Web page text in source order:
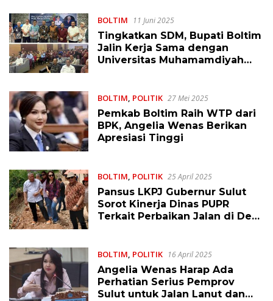
BOLTIM 11 Juni 2025
Tingkatkan SDM, Bupati Boltim
Jalin Kerja Sama dengan
Universitas Muhamamdiyah
BOLTIM, POLITIK 27 Mei 2025
Pemkab Boltim Raih WTP dari
BPK, Angelia Wenas Berikan
Apresiasi Tinggi
BOLTIM, POLITIK 25 April 2025
Pansus LKPJ Gubernur Sulut
Sorot Kinerja Dinas PUPR
Terkait Perbaikan Jalan di Desa
BOLTIM, POLITIK 16 April 2025
Angelia Wenas Harap Ada
Perhatian Serius Pemprov
Sulut untuk Jalan Lanut dan